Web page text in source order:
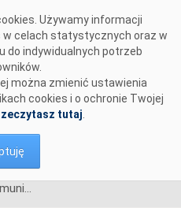
Używamy informacji
w celach statystycznych oraz w
do indywidualnych potrzeb
można zmienić ustawienia
cookies i o ochronie Twojej
tutaj
Komunikat OIRE w sprawie zatwierdzenia zmian Zakresu Danych Migracji i dostosowania Portalu Obsługi Migracji